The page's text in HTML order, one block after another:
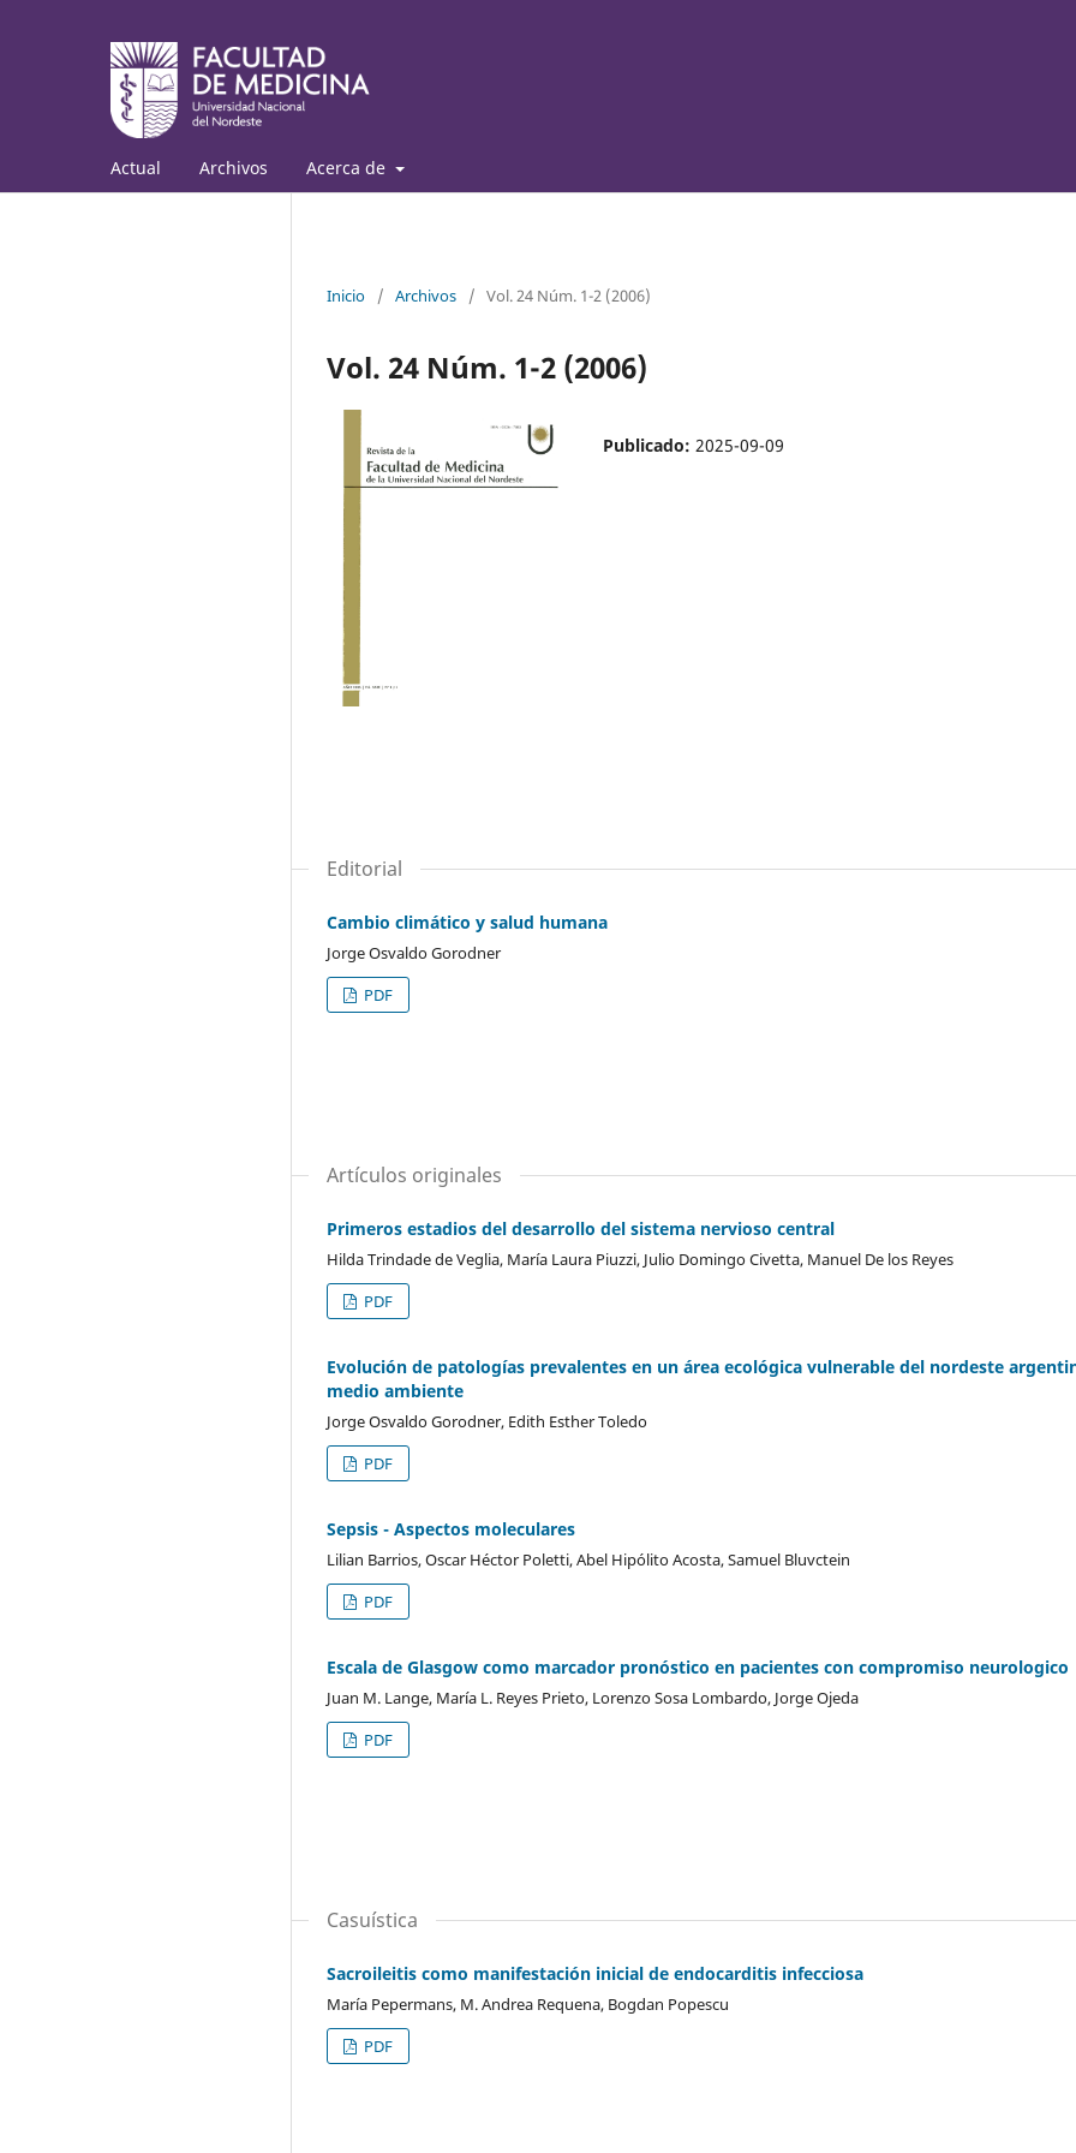
Actual Archivos Acerca de
Inicio / Archivos / Vol. 24 Núm. 1-2 (2006)
Vol. 24 Núm. 1-2 (2006)
Publicado: 2025-09-09
Editorial
Cambio climático y salud humana
Jorge Osvaldo Gorodner
PDF
Artículos originales
Primeros estadios del desarrollo del sistema nervioso central
Hilda Trindade de Veglia, María Laura Piuzzi, Julio Domingo Civetta, Manuel De los Reyes
PDF
Evolución de patologías prevalentes en un área ecológica vulnerable del nordeste
medio ambiente
Jorge Osvaldo Gorodner, Edith Esther Toledo
PDF
Sepsis - Aspectos moleculares
Lilian Barrios, Oscar Héctor Poletti, Abel Hipólito Acosta, Samuel Bluvctein
PDF
Escala de Glasgow como marcador pronóstico en pacientes con compromiso neurologico
Juan M. Lange, María L. Reyes Prieto, Lorenzo Sosa Lombardo, Jorge Ojeda
PDF
Casuística
Sacroileitis como manifestación inicial de endocarditis infecciosa
María Pepermans, M. Andrea Requena, Bogdan Popescu
PDF